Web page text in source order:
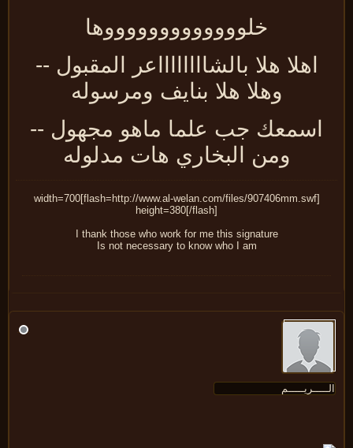
خلوووووووووووووها
اهلا هلا بالشااااااااعر المقبول --
وهلا هلا بنايف ومرسوله
اسمعك جب علما ماهو مجهول --
ومن البخاري هات مدلوله
[flash=http://www.al-welan.com/files/907406mm.swf]width=700
height=380[/flash]
I thank those who work for me this signature
Is not necessary to know who I am